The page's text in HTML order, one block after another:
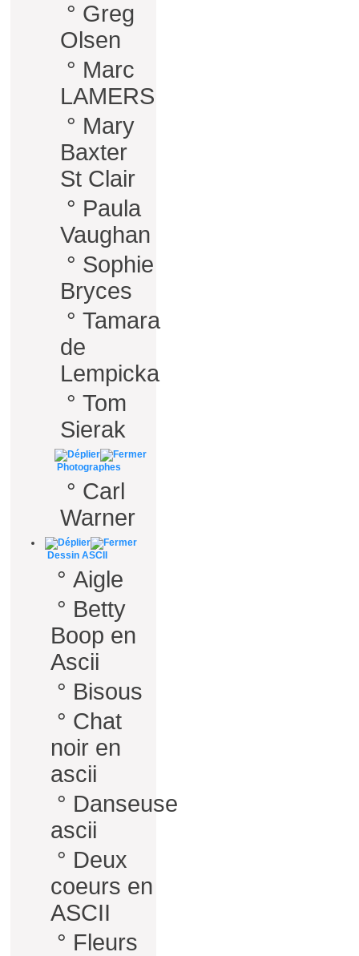
° Greg
Olsen
° Marc
LAMERS
° Mary
Baxter
St Clair
° Paula
Vaughan
° Sophie
Bryces
° Tamara
de
Lempicka
° Tom
Sierak
Photographes
° Carl
Warner
Dessin ASCII
° Aigle
° Betty
Boop en
Ascii
° Bisous
° Chat
noir en
ascii
° Danseuse
ascii
° Deux
coeurs en
ASCII
° Fleurs